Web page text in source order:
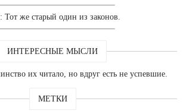
Тот же старый один из законов.
ИНТЕРЕСНЫЕ МЫСЛИ
их читало, но вдруг есть не успевшие.
МЕТКИ